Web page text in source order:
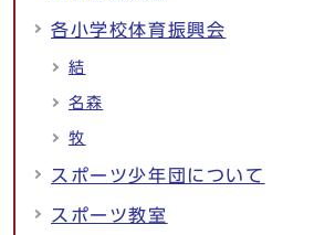
各小学校体育振興会
結
名森
牧
スポーツ少年団について
スポーツ教室